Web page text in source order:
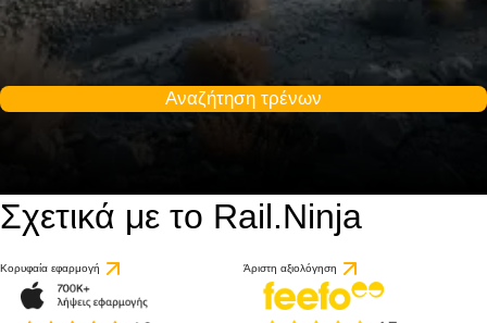
Αναζήτηση τρένων
Σχετικά με το Rail.Ninja
Κορυφαία εφαρμογή Άριστη αξιολόγηση